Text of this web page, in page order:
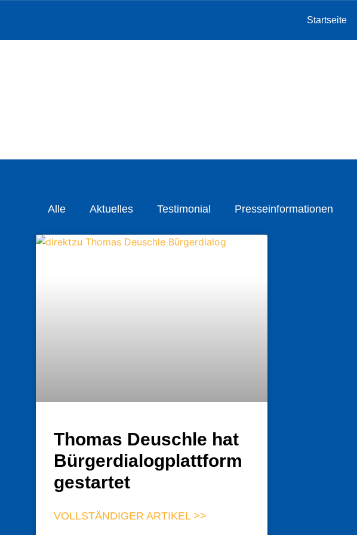
Startseite
Alle Aktuelles Testimonial Presseinformationen
Thomas Deuschle hat
Bürgerdialogplattform
gestartet
VOLLSTÄNDIGER ARTIKEL >>